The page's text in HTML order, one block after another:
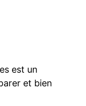
est un
et bien